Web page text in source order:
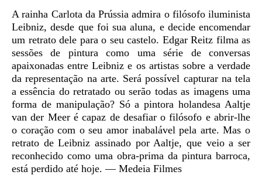
Sinopse
A rainha Carlota da Prússia admira o filósofo iluminista
Leibniz, desde que foi sua aluna, e decide encomendar
um retrato dele para o seu castelo. Edgar Reitz filma as
sessões de pintura como uma série de conversas
apaixonadas entre Leibniz e os artistas sobre a verdade
da representação na arte. Será possível capturar na tela
a essência do retratado ou serão todas as imagens uma
forma de manipulação? Só a pintora holandesa Aaltje
van der Meer é capaz de desafiar o filósofo e abrir-lhe
o coração com o seu amor inabalável pela arte. Mas o
retrato de Leibniz assinado por Aaltje, que veio a ser
reconhecido como uma obra-prima da pintura barroca,
está perdido até hoje. — Medeia Filmes